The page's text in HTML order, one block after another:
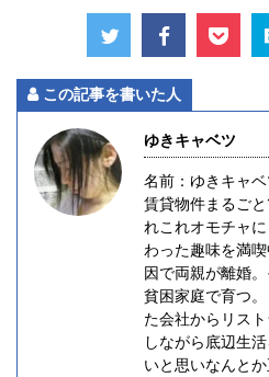
この記事を書いた人
ゆきキャベツ
名前：ゆきキャ
賃貸物件まるご
れこれオモチャ
わった趣味を満
因で両親が離婚
貧困家庭で育つ
た会社からリス
しながら底辺生
いと思いなんと